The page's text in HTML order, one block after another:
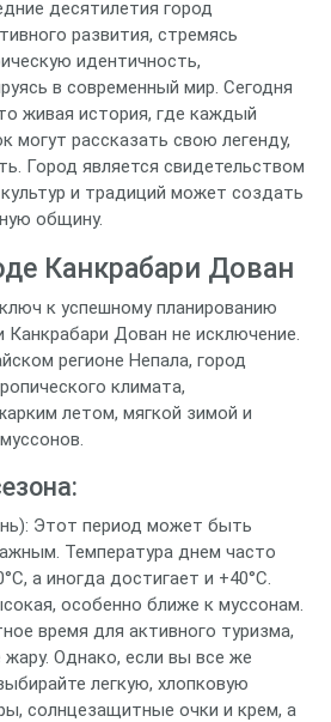
десятилетия город
развития, стремясь
идентичность,
в современный мир. Сегодня
живая история, где каждый
могут рассказать свою легенду,
Город является свидетельством
и традиций может создать
общину.
Канкрабари Дован
к успешному планированию
Дован не исключение.
регионе Непала, город
климата,
летом, мягкой зимой и
Этот период может быть
Температура днем часто
а иногда достигает и +40°C.
особенно ближе к муссонам.
время для активного туризма,
жару. Однако, если вы все же
легкую, хлопковую
солнцезащитные очки и крем, а